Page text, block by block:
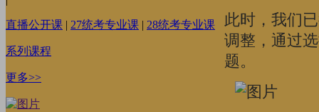
直播公开课 | 27统考专业课 | 28统考专业课
系列课程
更多>>
此时，我们
调整，通过
题。